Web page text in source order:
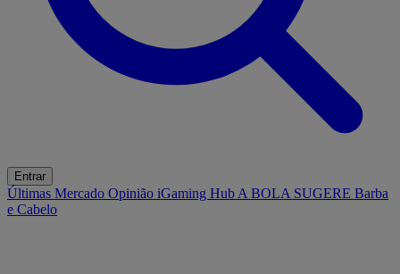
Entrar
Últimas Mercado Opinião iGaming Hub A BOLA SUGERE Barba
e Cabelo